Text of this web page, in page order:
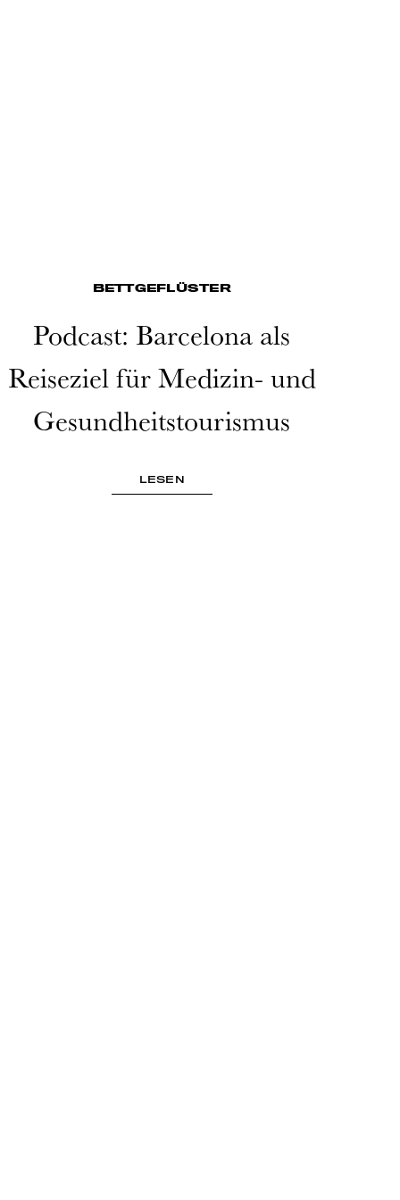
BETTGEFLÜSTER
Podcast: Barcelona als
Reiseziel für Medizin- und
Gesundheitstourismus
LESEN